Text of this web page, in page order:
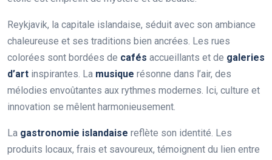
Reykjavik, la capitale islandaise, séduit avec son ambiance
chaleureuse et ses traditions bien ancrées. Les rues
colorées sont bordées de cafés accueillants et de galeries
d’art inspirantes. La musique résonne dans l’air, des
mélodies envoûtantes aux rythmes modernes. Ici, culture et
innovation se mêlent harmonieusement.
La gastronomie islandaise reflète son identité. Les
produits locaux, frais et savoureux, témoignent du lien entre